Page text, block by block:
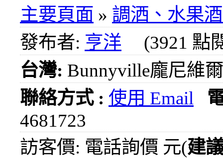
主要頁面 » 調洒、水果
發布者: 亨洋 (3921 點
台灣: Bunnyville龐尼維
聯絡方式 : 使用 Email
4681723
訪客價: 電話詢價 元(建